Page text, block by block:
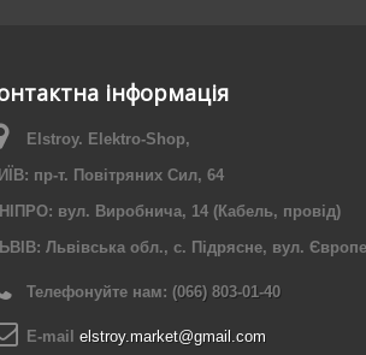
інформація
Elstroy. Elektro-Shop,
пр-т. Повітряних Сил, 64
вул. Виробнича, 14 (Кабель, провід)
Львівська обл., с. Підрясне, вул.
Телефонуйте нам: (066) 803-01-40
E-maіl elstroy.market@gmail.com